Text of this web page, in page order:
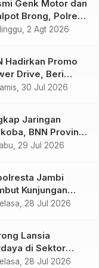
Skena
Genk Motor dan
Brong, Polres
Barat Amankan
2 Agt 2026
Hadirkan Promo
Drive, Beri
Tambah Daya
30 Jul 2026
Jaringan
BNN Provinsi
dan Bea Cukai
Ekstasi dan 146
Sabu
29 Jul 2026
Jambi
Kunjungan
dan Pengurus
28 Jul 2026
Lansia
di Sektor
Pertamina EP
28 Jul 2026